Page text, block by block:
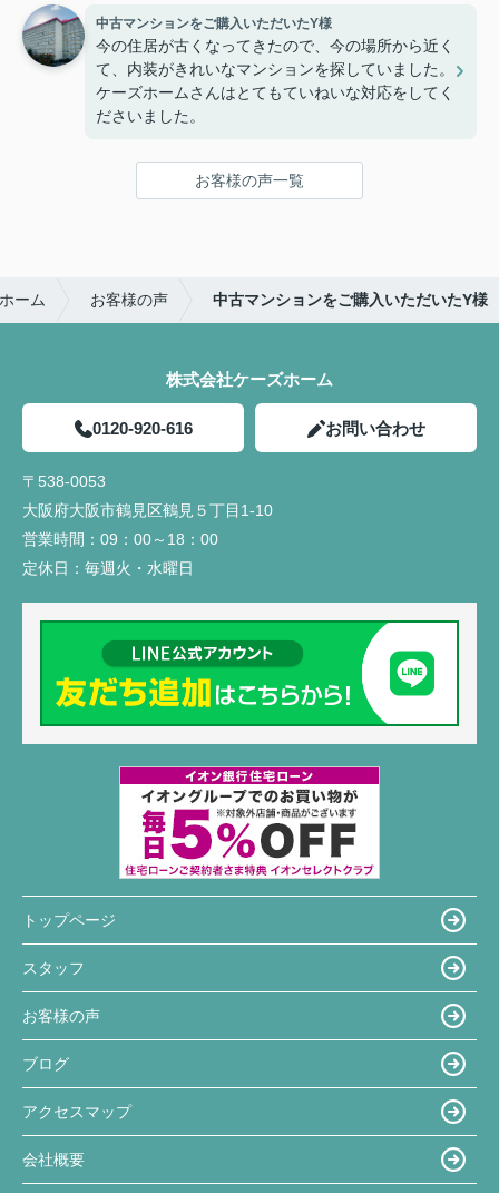
中古マンションをご購入いただいたY様
今の住居が古くなってきたので、今の場所から近く
て、内装がきれいなマンションを探していました。
ケーズホームさんはとてもていねいな対応をしてく
ださいました。
お客様の声一覧
ーム お客様の声 中古マンションをご購入いただいたY様
株式会社ケーズホーム
0120-920-616 お問い合わせ
〒538-0053
大阪府大阪市鶴見区鶴見５丁目1-10
営業時間： 09：00～18：00
定休日： 毎週火・水曜日
トップページ
スタッフ
お客様の声
ブログ
アクセスマップ
会社概要